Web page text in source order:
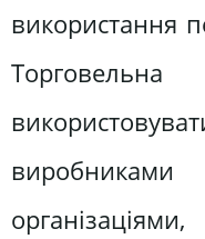
використання